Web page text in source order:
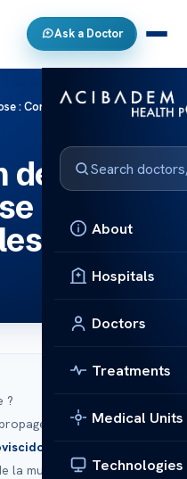
Ask a Doctor
About
Hospitals
Doctors
Treatments
Medical Units
Technologies
: Comprendre les risques
de la
:
risques
?
t-elle ?
la mucoviscidose.